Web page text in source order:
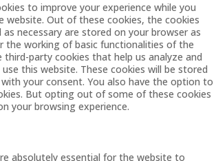
to improve your experience while you
website. Out of these cookies, the cookies
necessary are stored on your browser as
the working of basic functionalities of the
third-party cookies that help us analyze and
this website. These cookies will be stored
your consent. You also have the option to
But opting out of some of these cookies
your browsing experience.
absolutely essential for the website to